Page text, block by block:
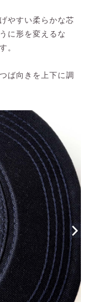
やすい柔らかな芯
に形を変えるな
。
ば向きを上下に調